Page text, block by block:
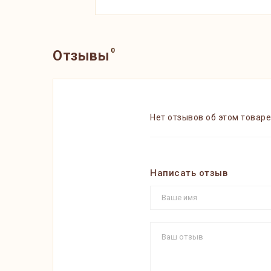
Отзывы 0
Нет отзывов об этом
Написать отзыв